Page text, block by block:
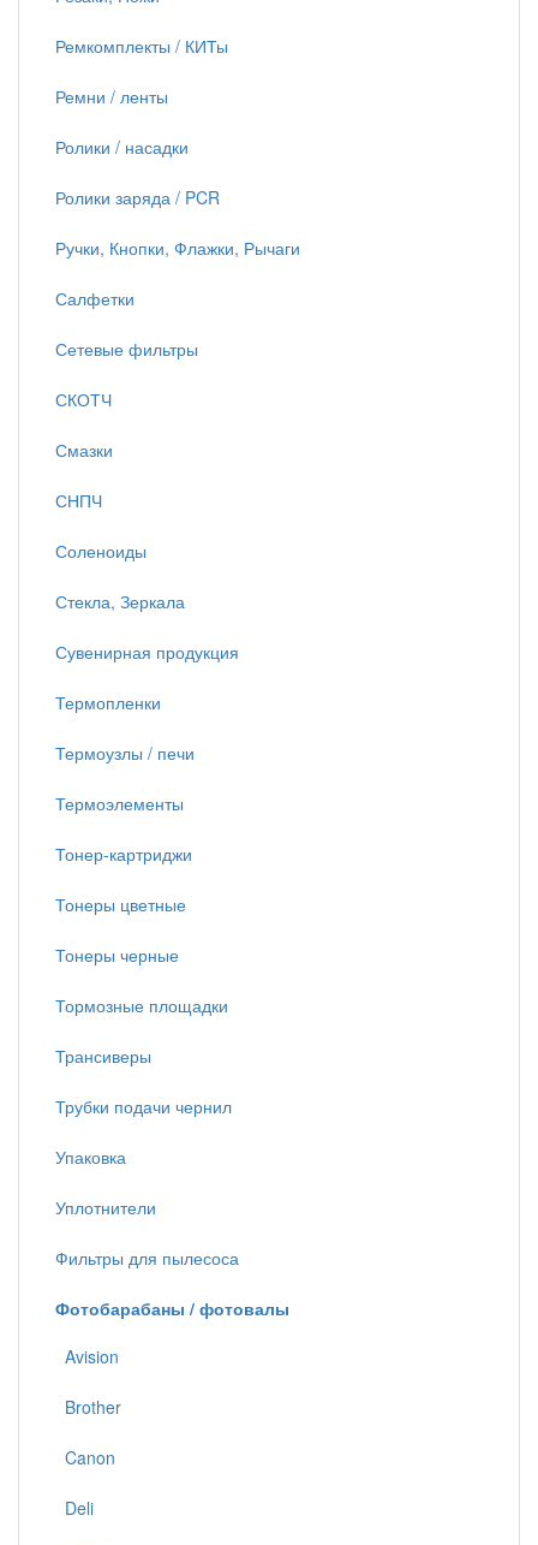
Ремкомплекты / КИТы
Ремни / ленты
Ролики / насадки
Ролики заряда / PCR
Ручки, Кнопки, Флажки, Рычаги
Салфетки
Сетевые фильтры
СКОТЧ
Смазки
СНПЧ
Соленоиды
Стекла, Зеркала
Сувенирная продукция
Термопленки
Термоузлы / печи
Термоэлементы
Тонер-картриджи
Тонеры цветные
Тонеры черные
Тормозные площадки
Трансиверы
Трубки подачи чернил
Упаковка
Уплотнители
Фильтры для пылесоса
Фотобарабаны / фотовалы
Avision
Brother
Canon
Deli